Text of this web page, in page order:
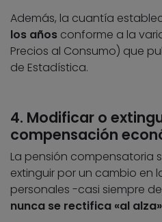
Además, la cuantía
los años conforme a la
Precios al Consumo) que
de Estadística.
4. Modificar o
compensación
La pensión compensatoria
extinguir por un cambio en
personales -casi siempre
nunca se rectifica «al alza»